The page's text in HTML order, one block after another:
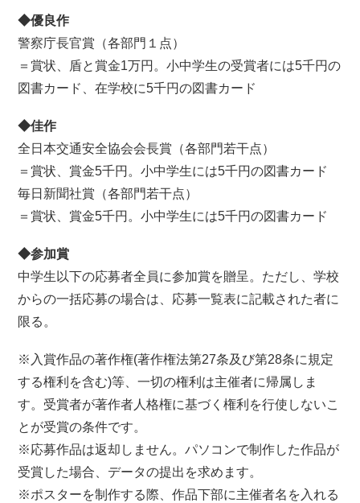
◆優良作
警察庁長官賞（各部門１点）
＝賞状、盾と賞金1万円。小中学生の受賞者には5千円の
図書カード、在学校に5千円の図書カード
◆佳作
全日本交通安全協会会長賞（各部門若干点）
＝賞状、賞金5千円。小中学生には5千円の図書カード
毎日新聞社賞（各部門若干点）
＝賞状、賞金5千円。小中学生には5千円の図書カード
◆参加賞
中学生以下の応募者全員に参加賞を贈呈。ただし、学校
からの一括応募の場合は、応募一覧表に記載された者に
限る。
※入賞作品の著作権(著作権法第27条及び第28条に規定
する権利を含む)等、一切の権利は主催者に帰属しま
す。受賞者が著作者人格権に基づく権利を行使しないこ
とが受賞の条件です。
※応募作品は返却しません。パソコンで制作した作品が
受賞した場合、データの提出を求めます。
※ポスターを制作する際、作品下部に主催者名を入れる